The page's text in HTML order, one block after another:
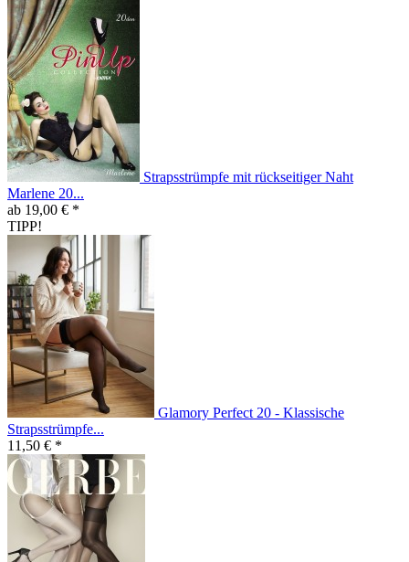
Strapsstrümpfe mit rückseitiger Naht
Marlene 20...
ab 19,00 € *
TIPP!
Glamory Perfect 20 - Klassische
Strapsstrümpfe...
11,50 € *